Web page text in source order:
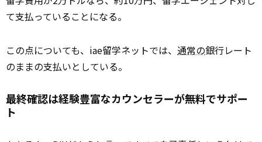
て支払っていることになる。
この点についても、iae留学ネットでは、 通常の銀行レート
のままの支払いとしている。
最終確認は経験豊富なカウンセラーが無料でサポー
ト